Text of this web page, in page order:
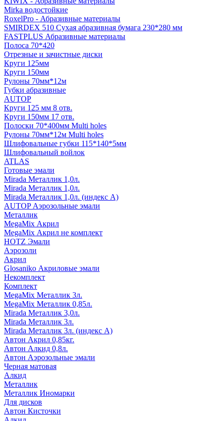
Mirka водостойкие
RoxelPro - Абразивные материалы
SMIRDEX 510 Сухая абразивная бумага 230*280 мм
FASTPLUS Абразивные материалы
Полоса 70*420
Отрезные и зачистные диски
Круги 125мм
Круги 150мм
Рулоны 70мм*12м
Губки абразивные
AUTOP
Круги 125 мм 8 отв.
Круги 150мм 17 отв.
Полоски 70*400мм Multi holes
Рулоны 70мм*12м Multi holes
Шлифовальные губки 115*140*5мм
Шлифовальный войлок
ATLAS
Готовые эмали
Mirada Металлик 1,0л.
Mirada Металлик 1,0л.
Mirada Металлик 1,0л. (индекс А)
AUTOP Аэрозольные эмали
Металлик
MegaMix Акрил
MegaMix Акрил не комплект
HOTZ Эмали
Аэрозоли
Акрил
Glosaniko Акриловые эмали
Некомплект
Комплект
MegaMix Металлик 3л.
MegaMix Металлик 0,85л.
Mirada Металлик 3,0л.
Mirada Металлик 3л.
Mirada Металлик 3л. (индекс А)
Автон Акрил 0,85кг.
Автон Алкид 0,8л.
Автон Аэрозольные эмали
Черная матовая
Алкид
Металлик
Металлик Иномарки
Для дисков
Автон Кисточки